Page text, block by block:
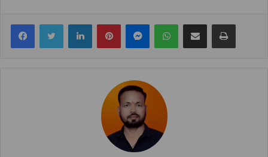
FacebookTwitter LinkedInPinterestMessengerWhatsAppShare via Email Print